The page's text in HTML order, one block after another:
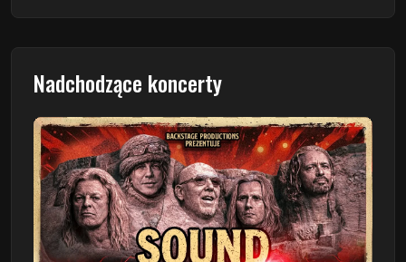
Nadchodzące koncerty